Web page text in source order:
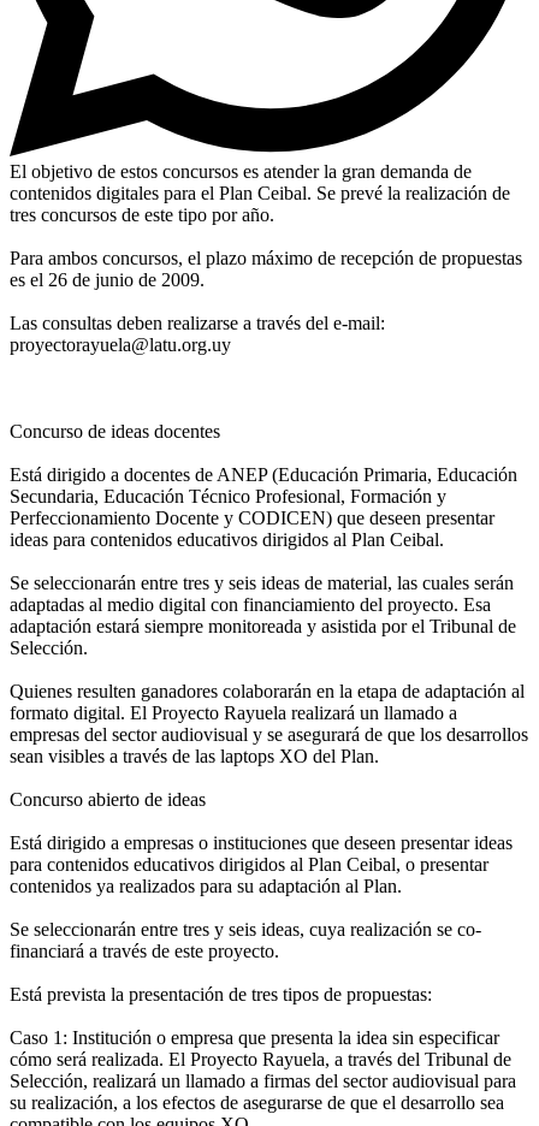
El objetivo de estos concursos es atender la gran demanda de
contenidos digitales para el Plan Ceibal. Se prevé la realización de
tres concursos de este tipo por año.
Para ambos concursos, el plazo máximo de recepción de propuestas
es el 26 de junio de 2009.
Las consultas deben realizarse a través del e-mail:
proyectorayuela@latu.org.uy
Concurso de ideas docentes
Está dirigido a docentes de ANEP (Educación Primaria, Educación
Secundaria, Educación Técnico Profesional, Formación y
Perfeccionamiento Docente y CODICEN) que deseen presentar
ideas para contenidos educativos dirigidos al Plan Ceibal.
Se seleccionarán entre tres y seis ideas de material, las cuales serán
adaptadas al medio digital con financiamiento del proyecto. Esa
adaptación estará siempre monitoreada y asistida por el Tribunal de
Selección.
Quienes resulten ganadores colaborarán en la etapa de adaptación al
formato digital. El Proyecto Rayuela realizará un llamado a
empresas del sector audiovisual y se asegurará de que los desarrollos
sean visibles a través de las laptops XO del Plan.
Concurso abierto de ideas
Está dirigido a empresas o instituciones que deseen presentar ideas
para contenidos educativos dirigidos al Plan Ceibal, o presentar
contenidos ya realizados para su adaptación al Plan.
Se seleccionarán entre tres y seis ideas, cuya realización se co-
financiará a través de este proyecto.
Está prevista la presentación de tres tipos de propuestas:
Caso 1: Institución o empresa que presenta la idea sin especificar
cómo será realizada. El Proyecto Rayuela, a través del Tribunal de
Selección, realizará un llamado a firmas del sector audiovisual para
su realización, a los efectos de asegurarse de que el desarrollo sea